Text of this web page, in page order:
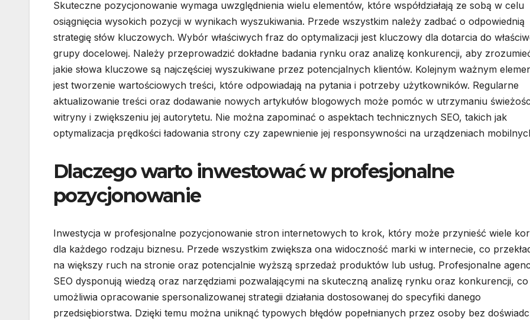
Skuteczne pozycjonowanie wymaga uwzględnienia wielu elementów, które współdziałają ze sobą w celu
osiągnięcia wysokich pozycji w wynikach wyszukiwania. Przede wszystkim należy zadbać o odpowiednią
strategię słów kluczowych. Wybór właściwych fraz do optymalizacji jest kluczowy dla dotarcia do
grupy docelowej. Należy przeprowadzić dokładne badania rynku oraz analizę konkurencji, aby
jakie słowa kluczowe są najczęściej wyszukiwane przez potencjalnych klientów. Kolejnym ważnym
jest tworzenie wartościowych treści, które odpowiadają na pytania i potrzeby użytkowników. Regularne
aktualizowanie treści oraz dodawanie nowych artykułów blogowych może pomóc w utrzymaniu
witryny i zwiększeniu jej autorytetu. Nie można zapominać o aspektach technicznych SEO, takich jak
optymalizacja prędkości ładowania strony czy zapewnienie jej responsywności na urządzeniach
Dlaczego warto inwestować w profesjonalne
pozycjonowanie
Inwestycja w profesjonalne pozycjonowanie stron internetowych to krok, który może przynieść wiele
dla każdego rodzaju biznesu. Przede wszystkim zwiększa ona widoczność marki w internecie, co
na większy ruch na stronie oraz potencjalnie wyższą sprzedaż produktów lub usług. Profesjonalne
SEO dysponują wiedzą oraz narzędziami pozwalającymi na skuteczną analizę rynku oraz konkurencji, co
umożliwia opracowanie spersonalizowanej strategii działania dostosowanej do specyfiki danego
przedsiębiorstwa. Dzięki temu można uniknąć typowych błędów popełnianych przez osoby bez